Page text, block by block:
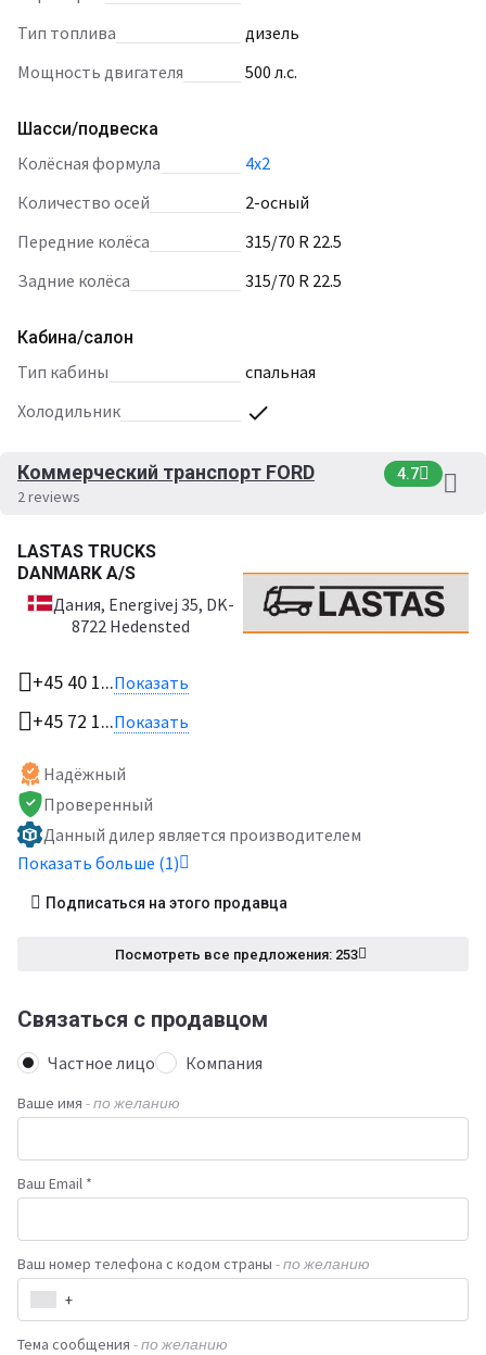
Тип топлива
дизель
Мощность двигателя
500 л.с.
Шасси/подвеска
Колёсная формула
4х2
Количество осей
2-осный
Передние колёса
315/70 R 22.5
Задние колёса
315/70 R 22.5
Кабина/салон
Тип кабины
спальная
Холодильник
Коммерческий транспорт FORD 4.7
2 reviews
LASTAS TRUCKS
DANMARK A/S
Дания, Energivej 35, DK-
8722 Hedensted
+45 40 1...Показать
+45 72 1...Показать
Надёжный
Проверенный
Данный дилер является производителем
Показать больше (1)
Подписаться на этого продавца
Посмотреть все предложения: 253
Связаться с продавцом
Частное лицо Компания
Ваше имя - по желанию
Ваш Email *
Ваш номер телефона с кодом страны - по желанию
+
Тема сообщения - по желанию